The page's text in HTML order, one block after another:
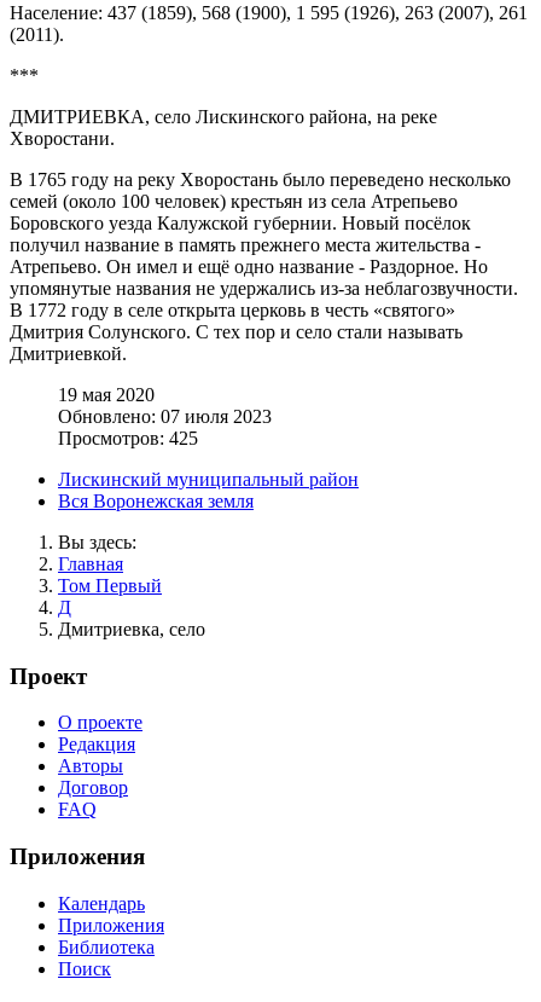
Население: 437 (1859), 568 (1900), 1 595 (1926), 263 (2007), 261
(2011).
***
ДМИТРИЕВКА, село Лискинского района, на реке
Хворостани.
В 1765 году на реку Хворостань было переведено несколько
семей (около 100 человек) крестьян из села Атрепьево
Боровского уезда Калужской губернии. Новый посёлок
получил название в память прежнего места жительства -
Атрепьево. Он имел и ещё одно название - Раздорное. Но
упомянутые названия не удержались из-за неблагозвучности.
В 1772 году в селе открыта церковь в честь «святого»
Дмитрия Солунского. С тех пор и село стали называть
Дмитриевкой.
19 мая 2020
Обновлено: 07 июля 2023
Просмотров: 425
Лискинский муниципальный район
Вся Воронежская земля
Вы здесь:
Главная
Том Первый
Д
Дмитриевка, село
Проект
О проекте
Редакция
Авторы
Договор
FAQ
Приложения
Календарь
Приложения
Библиотека
Поиск